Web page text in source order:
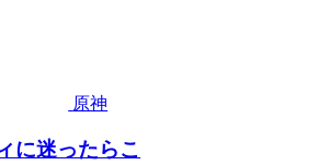
原神
に迷ったらこ